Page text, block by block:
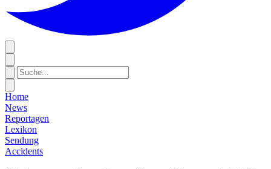
Home
News
Reportagen
Lexikon
Sendung
Accidents